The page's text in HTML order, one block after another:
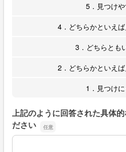
5．見つけ
4．どちらかといえ
3．どちらとも
2．どちらかといえ
1．見つけ
上記のように回答された具体
ださい
上記のように回答された具体